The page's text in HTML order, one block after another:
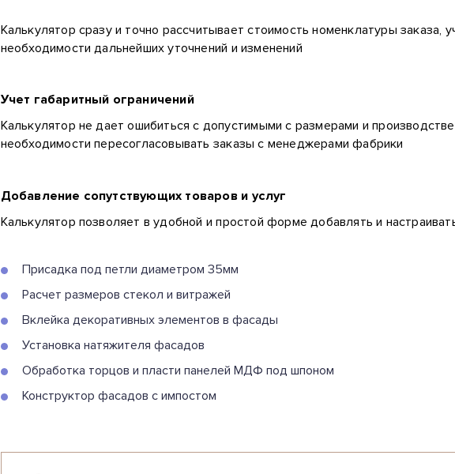
Калькулятор сразу и точно рассчитывает стоимость номенклатуры заказа,
необходимости дальнейших уточнений и изменений
Учет габаритный ограничений
Калькулятор не дает ошибиться с допустимыми с размерами и
необходимости пересогласовывать заказы с менеджерами фабрики
Добавление сопутствующих товаров и услуг
Калькулятор позволяет в удобной и простой форме добавлять и
Присадка под петли диаметром 35мм
Расчет размеров стекол и витражей
Вклейка декоративных элементов в фасады
Установка натяжителя фасадов
Обработка торцов и пласти панелей МДФ под шпоном
Конструктор фасадов с импостом